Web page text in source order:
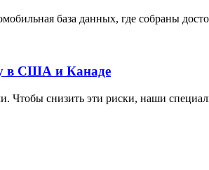
база данных, где собраны
в США и Канаде
снизить эти риски, наши